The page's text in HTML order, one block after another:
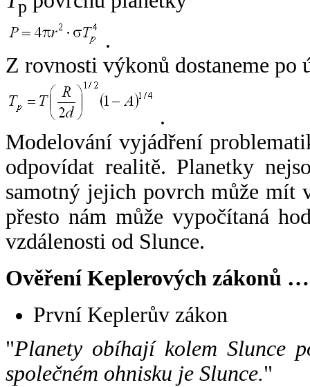
p
.
Z rovnosti výkonů dostaneme po
.
Modelování vyjádření
odpovídat realitě. Planetky
samotný jejich povrch může mít
přesto nám může vypočítaná
vzdálenosti od Slunce.
Ověření Keplerových zákonů …
První Keplerův zákon
"Planety obíhají kolem Slunce
společném ohnisku je Slunce."